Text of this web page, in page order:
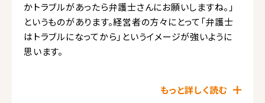
かトラブルがあったら弁護士さんにお願いしますね。」
というものがあります。経営者の方々にとって「弁護士
はトラブルになってから」というイメージが強いように
思います。
もっと詳しく読む